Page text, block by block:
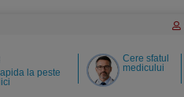
Cere sfatul
medicului
la peste